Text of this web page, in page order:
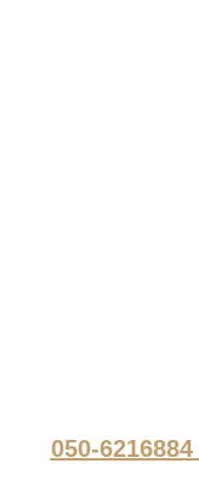
050-6216884